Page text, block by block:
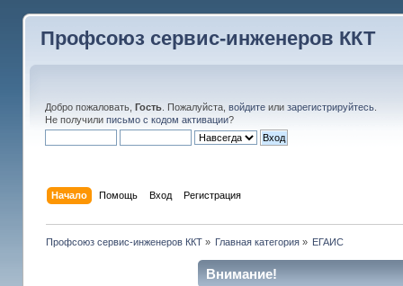
Профсоюз сервис-инженеров ККТ
Добро пожаловать, Гость. Пожалуйста, войдитеили зарегистрируйтесь.
Не получили письмо с кодом активации?
Начало Помощь Вход Регистрация
Профсоюз сервис-инженеров ККТ» Главная категория » ЕГАИС
Внимание!